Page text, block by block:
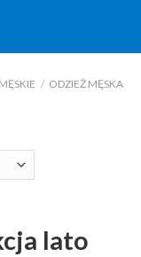
/ ODZIEŻ MĘSKA
lato